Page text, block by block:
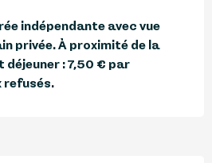
indépendante avec vue
privée. À proximité de la
: 7,50 € par
refusés.